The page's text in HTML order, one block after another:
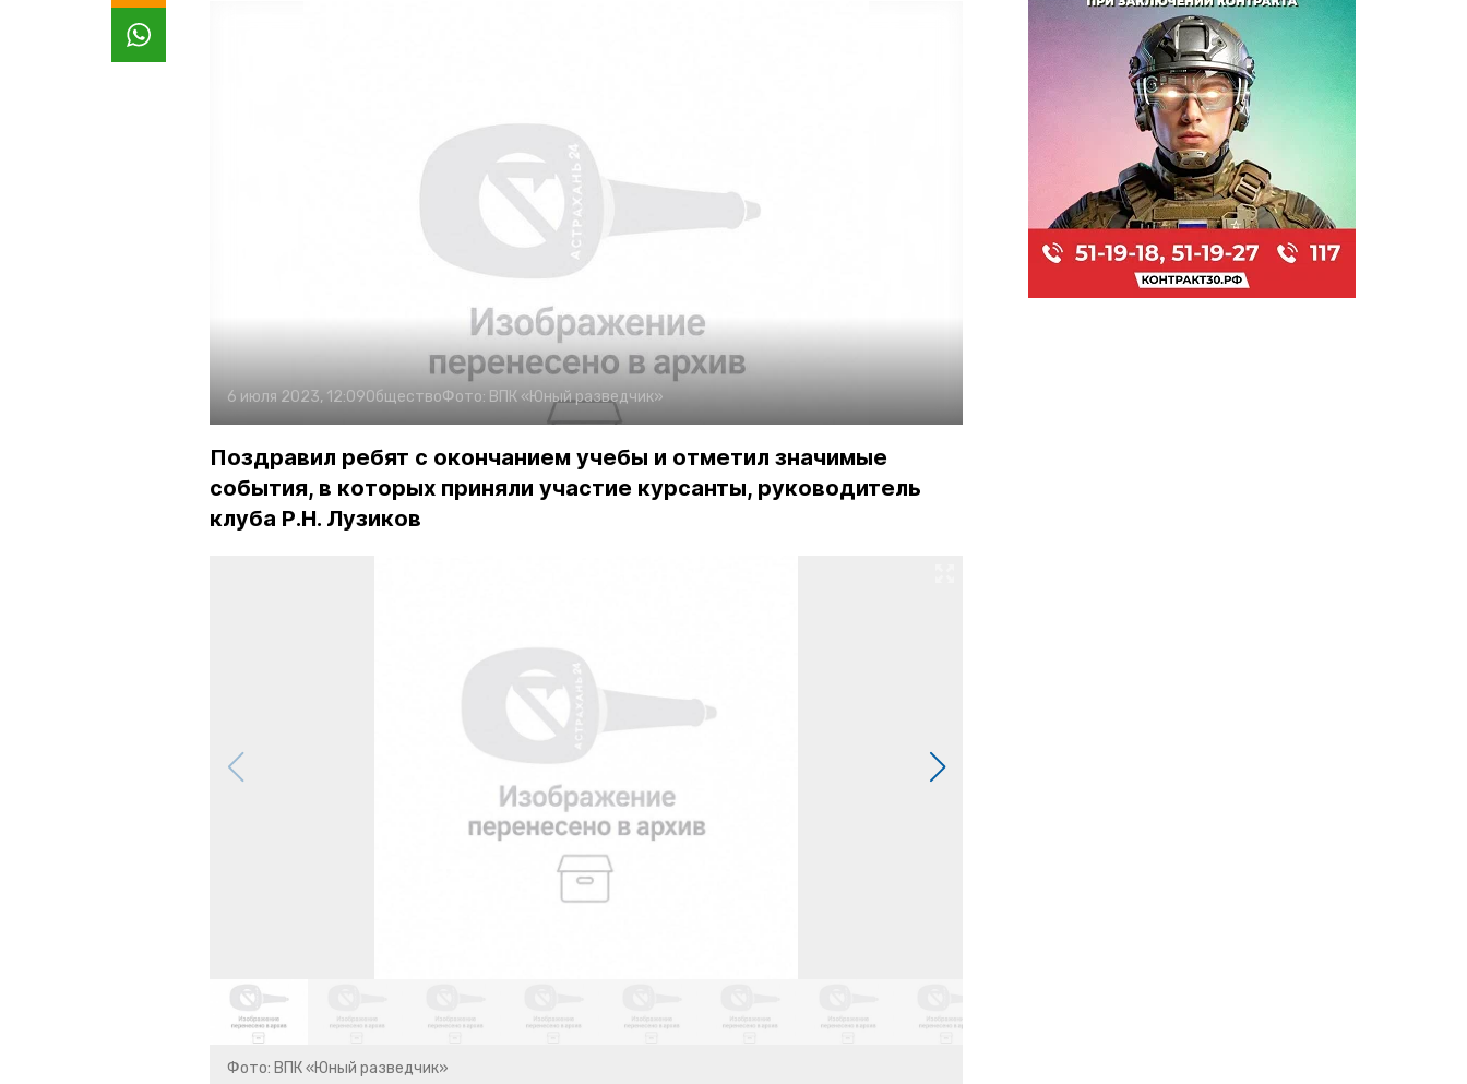
6 июля 2023, 12:09ОбществоФото: ВПК «Юный разведчик»
Поздравил ребят с окончанием учебы и отметил значимые
события, в которых приняли участие курсанты, руководитель
клуба Р.Н. Лузиков
Фото: ВПК «Юный разведчик»